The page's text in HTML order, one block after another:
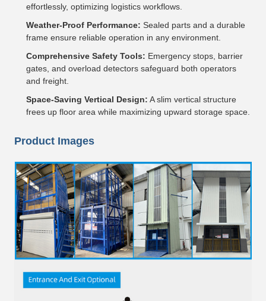
effortlessly, optimizing logistics workflows.
Weather-Proof Performance: Sealed parts and a durable
frame ensure reliable operation in any environment.
Comprehensive Safety Tools: Emergency stops, barrier
gates, and overload detectors safeguard both operators
and freight.
Space-Saving Vertical Design: A slim vertical structure
frees up floor area while maximizing upward storage space.
Product Images